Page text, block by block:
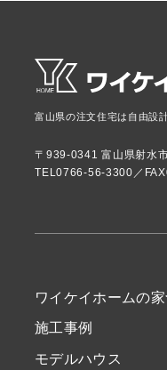
富山県の注文住宅は自由設
〒939-0341 富山県射水
TEL0766-56-3300／
ワイケイホームの家
施工事例
モデルハウス